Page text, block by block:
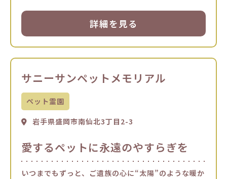
詳細を見る
サニーサンペットメモリアル
ペット霊園
岩手県盛岡市南仙北3丁目2-3
愛するペットに永遠のやすらぎを
いつまでもずっと、ご遺族の心に“太陽”のような暖か